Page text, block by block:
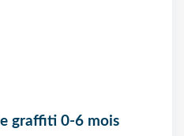
graffiti 0-6 mois